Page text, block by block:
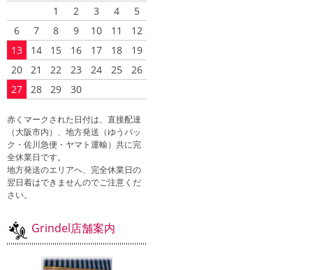
1 2 3 4
5
6
7 8 9 10 11
12
13
14 15 16 17 18
19
20
21 22 23 24 25
26
27
28 29 30
赤くマークされた日付は、直接配達
（大阪市内）、地方発送（ゆうパッ
ク・佐川急便・ヤマト運輸）共に完
全休業日です。
地方発送のエリアへ、完全休業日の
翌日着はできませんのでご注意くだ
さい。
Grindel店舗案内